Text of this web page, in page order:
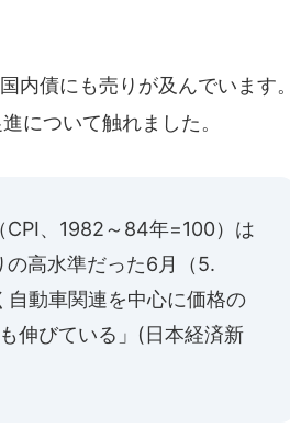
内債にも売りが及んでいます。
について触れました。
CPI、1982～84年=100）は
高水準だった6月（5.
動車関連を中心に価格の
伸びている」(日本経済新